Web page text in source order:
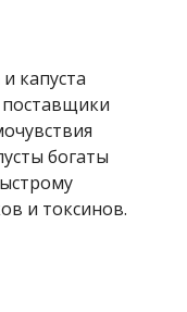
капуста
богаты
и токсинов.